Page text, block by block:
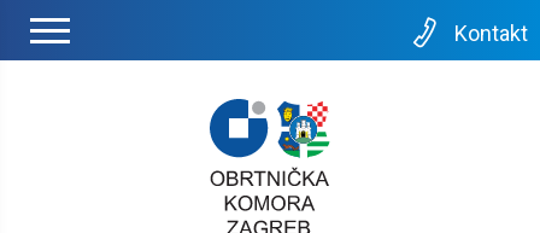
Kontakt